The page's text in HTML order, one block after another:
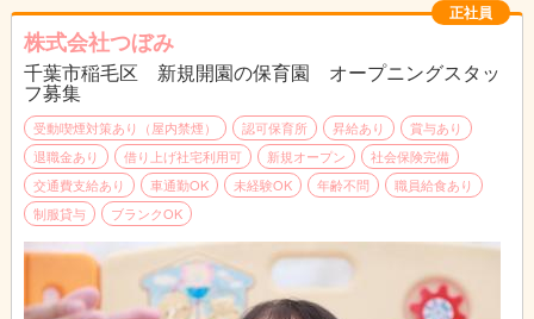
正社員
株式会社つぼみ
千葉市稲毛区 新規開園の保育園 オープニングスタッ
フ募集
受動喫煙対策あり（屋内禁煙） 認可保育所 昇給あり
賞与あり
退職金あり
借り上げ社宅利用可 新規オープン
社会保険完備
交通費支給あり
車通勤OK 未経験OK 年齢不問
職員給食あり
制服貸与
ブランクOK